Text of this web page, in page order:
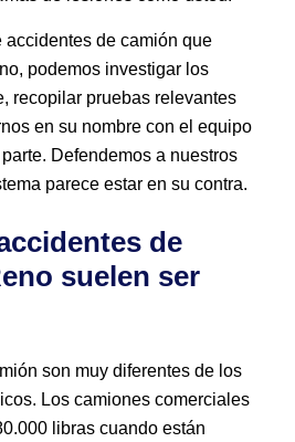
de camión que
podemos investigar los
recopilar pruebas relevantes
en su nombre con el equipo
Defendemos a nuestros
parece estar en su contra.
de
suelen ser
son muy diferentes de los
Los camiones comerciales
libras cuando están